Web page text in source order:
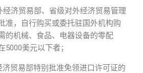
济贸易部、省级对外经济贸易管理
准，自行购买或委托驻国外机构购
的机械、食品、电器设备的零配
美元以下者；
贸易部特别批准免领进口许可证的